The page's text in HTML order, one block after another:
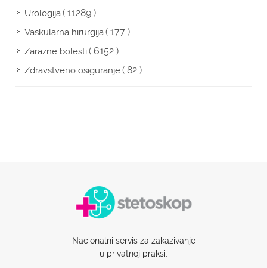
Urologija( 11289 )
Vaskularna hirurgija( 177 )
Zarazne bolesti( 6152 )
Zdravstveno osiguranje( 82 )
Nacionalni servis za zakazivanje
u privatnoj praksi.